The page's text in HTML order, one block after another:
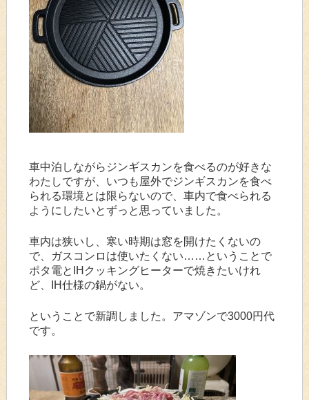
車中泊しながらジンギスカンを食べるのが好きな
わたしですが、いつも屋外でジンギスカンを食べ
られる環境とは限らないので、車内で食べられる
ようにしたいとずっと思っていました。
車内は狭いし、寒い時期は窓を開けたくないの
で、ガスコンロは使いたくない……ということで
ポタ電とIHクッキングヒーターで焼きたいけれ
ど、IH仕様の鍋がない。
ということで新調しました。アマゾンで3000円代
です。